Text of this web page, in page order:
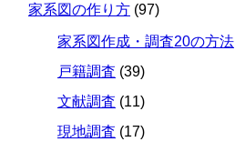
家系図の作り方 (97)
家系図作成・調査20の方法
戸籍調査 (39)
文献調査 (11)
現地調査 (17)